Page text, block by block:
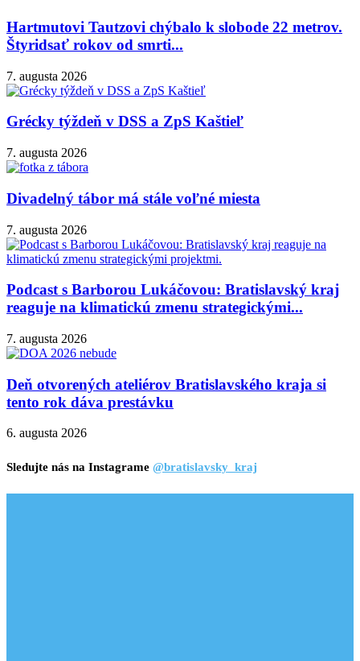
Hartmutovi Tautzovi chýbalo k slobode 22 metrov.
Štyridsať rokov od smrti...
7. augusta 2026
Grécky týždeň v DSS a ZpS Kaštieľ
7. augusta 2026
Divadelný tábor má stále voľné miesta
7. augusta 2026
Podcast s Barborou Lukáčovou: Bratislavský kraj
reaguje na klimatickú zmenu strategickými...
7. augusta 2026
Deň otvorených ateliérov Bratislavského kraja si
tento rok dáva prestávku
6. augusta 2026
Sledujte nás na Instagrame @bratislavsky_kraj